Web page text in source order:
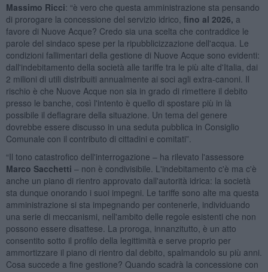
Massimo Ricci: “è vero che questa amministrazione sta pensando
di prorogare la concessione del servizio idrico, fino al 2026, a
favore di Nuove Acque? Credo sia una scelta che contraddice le
parole del sindaco spese per la ripubblicizzazione dell'acqua. Le
condizioni fallimentari della gestione di Nuove Acque sono evidenti:
dall'indebitamento della società alle tariffe tra le più alte d'Italia, dai
2 milioni di utili distribuiti annualmente ai soci agli extra-canoni. Il
rischio è che Nuove Acque non sia in grado di rimettere il debito
presso le banche, così l'intento è quello di spostare più in là
possibile il deflagrare della situazione. Un tema del genere
dovrebbe essere discusso in una seduta pubblica in Consiglio
Comunale con il contributo di cittadini e comitati”.
“Il tono catastrofico dell'interrogazione – ha rilevato l'assessore
Marco Sacchetti – non è condivisibile. L'indebitamento c'è ma c'è
anche un piano di rientro approvato dall'autorità idrica: la società
sta dunque onorando i suoi impegni. Le tariffe sono alte ma questa
amministrazione si sta impegnando per contenerle, individuando
una serie di meccanismi, nell'ambito delle regole esistenti che non
possono essere disattese. La proroga, innanzitutto, è un atto
consentito sotto il profilo della legittimità e serve proprio per
ammortizzare il piano di rientro dal debito, spalmandolo su più anni.
Cosa succede a fine gestione? Quando scadrà la concessione con